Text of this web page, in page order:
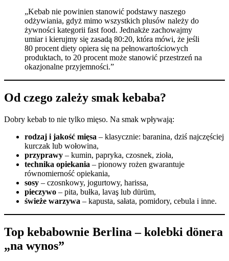
„Kebab nie powinien stanowić podstawy naszego
odżywiania, gdyż mimo wszystkich plusów należy do
żywności kategorii fast food. Jednakże zachowajmy
umiar i kierujmy się zasadą 80:20, która mówi, że jeśli
80 procent diety opiera się na pełnowartościowych
produktach, to 20 procent może stanowić przestrzeń na
okazjonalne przyjemności.”
Od czego zależy smak kebaba?
Dobry kebab to nie tylko mięso. Na smak wpływają:
rodzaj i jakość mięsa – klasycznie: baranina, dziś najczęściej
kurczak lub wołowina,
przyprawy – kumin, papryka, czosnek, zioła,
technika opiekania – pionowy rożen gwarantuje
równomierność opiekania,
sosy – czosnkowy, jogurtowy, harissa,
pieczywo – pita, bułka, lavaş lub dürüm,
świeże warzywa – kapusta, sałata, pomidory, cebula i inne.
Top kebabownie Berlina – kolebki dönera
„na wynos”